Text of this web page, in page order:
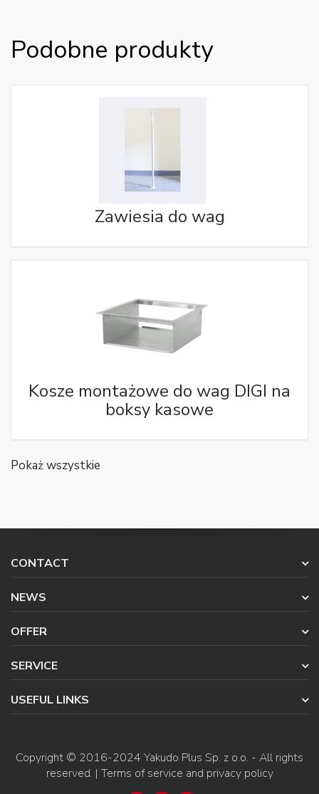
Podobne produkty
Zawiesia do wag
Kosze montażowe do wag DIGI na
boksy kasowe
Pokaż wszystkie
CONTACT
NEWS
OFFER
SERVICE
USEFUL LINKS
Copyright © 2016-2024 Yakudo Plus Sp. z o.o. - All rights
reserved. |Terms of service and privacy policy